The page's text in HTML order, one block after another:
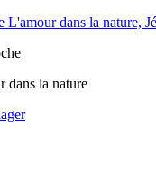
dans la nature